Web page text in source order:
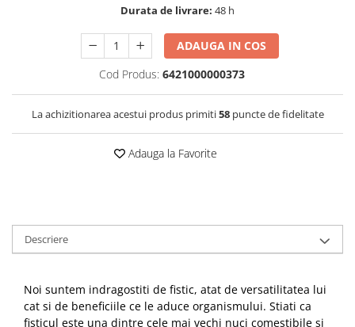
Durata de livrare: 48 h
ADAUGA IN COS
Cod Produs: 6421000000373
La achizitionarea acestui produs primiti58puncte de fidelitate
Adauga la Favorite
Descriere
Noi suntem indragostiti de fistic, atat de versatilitatea lui
cat si de beneficiile ce le aduce organismului. Stiati ca
fisticul este una dintre cele mai vechi nuci comestibile si